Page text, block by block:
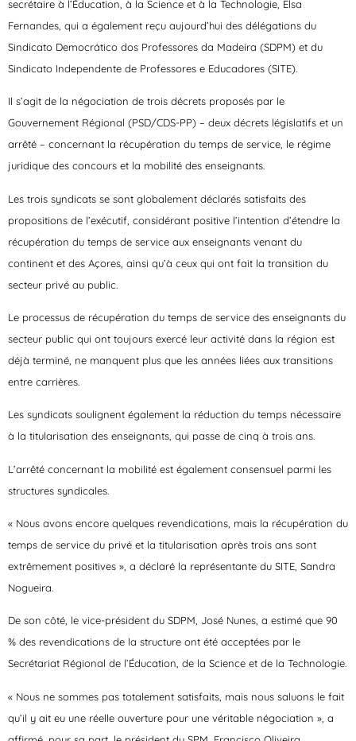
secrétaire à l’Éducation, à la Science et à la Technologie, Elsa
Fernandes, qui a également reçu aujourd’hui des délégations du
Sindicato Democrático dos Professores da Madeira (SDPM) et du
Sindicato Independente de Professores e Educadores (SITE).
Il s’agit de la négociation de trois décrets proposés par le
Gouvernement Régional (PSD/CDS-PP) – deux décrets législatifs et un
arrêté – concernant la récupération du temps de service, le régime
juridique des concours et la mobilité des enseignants.
Les trois syndicats se sont globalement déclarés satisfaits des
propositions de l’exécutif, considérant positive l’intention d’étendre la
récupération du temps de service aux enseignants venant du
continent et des Açores, ainsi qu’à ceux qui ont fait la transition du
secteur privé au public.
Le processus de récupération du temps de service des enseignants du
secteur public qui ont toujours exercé leur activité dans la région est
déjà terminé, ne manquent plus que les années liées aux transitions
entre carrières.
Les syndicats soulignent également la réduction du temps nécessaire
à la titularisation des enseignants, qui passe de cinq à trois ans.
L’arrêté concernant la mobilité est également consensuel parmi les
structures syndicales.
« Nous avons encore quelques revendications, mais la récupération du
temps de service du privé et la titularisation après trois ans sont
extrêmement positives », a déclaré la représentante du SITE, Sandra
Nogueira.
De son côté, le vice-président du SDPM, José Nunes, a estimé que 90
% des revendications de la structure ont été acceptées par le
Secrétariat Régional de l’Éducation, de la Science et de la Technologie.
« Nous ne sommes pas totalement satisfaits, mais nous saluons le fait
qu’il y ait eu une réelle ouverture pour une véritable négociation », a